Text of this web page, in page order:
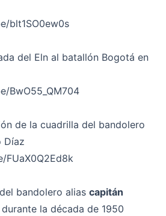
blt1SO0ew0s
del Eln al batallón Bogotá en
BwO55_QM704
de la cuadrilla del bandolero
Díaz
FUaX0Q2Ed8k
bandolero alias capitán
la década de 1950